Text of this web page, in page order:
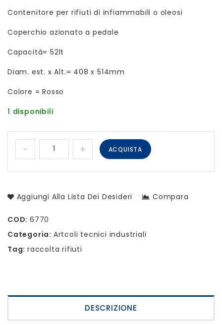
Contenitore per rifiuti di infiammabili o oleosi
Coperchio azionato a pedale
Capacità= 52lt
Diam. est. x Alt.= 408 x 514mm
Colore = Rosso
1 disponibili
ACQUISTA
Aggiungi Alla Lista Dei Desideri Compara
COD: 6770
Categoria: Artcoli tecnici industriali
Tag: raccolta rifiuti
DESCRIZIONE